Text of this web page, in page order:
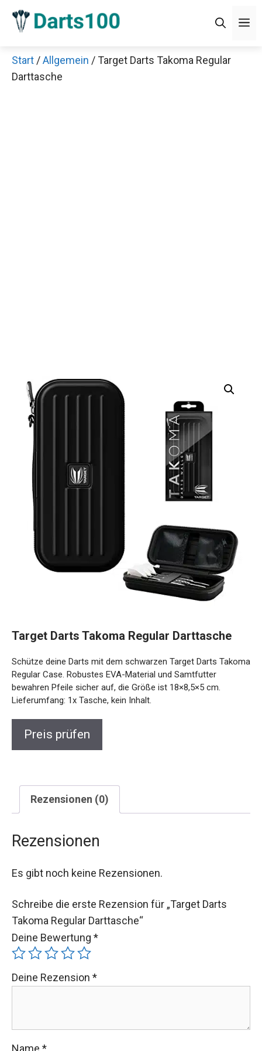
Zum
Inhalt
Start /Allgemein / Target Darts Takoma Regular
Darttasche
Target Darts Takoma Regular Darttasche
Schütze deine Darts mit dem schwarzen Target Darts Takoma
Regular Case. Robustes EVA-Material und Samtfutter
bewahren Pfeile sicher auf, die Größe ist 18×8,5×5 cm.
Lieferumfang: 1x Tasche, kein Inhalt.
Preis prüfen
Rezensionen (0)
Rezensionen
Es gibt noch keine Rezensionen.
Schreibe die erste Rezension für „Target Darts
Takoma Regular Darttasche“
Deine Bewertung *
Deine Rezension *
Name *